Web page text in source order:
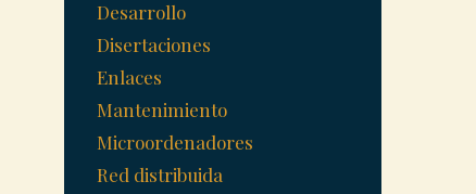
Desarrollo
Disertaciones
Enlaces
Mantenimiento
Microordenadores
Red distribuida